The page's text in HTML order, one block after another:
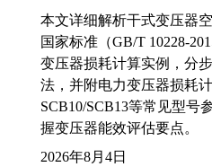
本文详细解析干式变压器
国家标准（GB/T 10228-
变压器损耗计算实例，分
法，并附电力变压器损耗
SCB10/SCB13等常见型号
握变压器能效评估要点。
2026年8月4日